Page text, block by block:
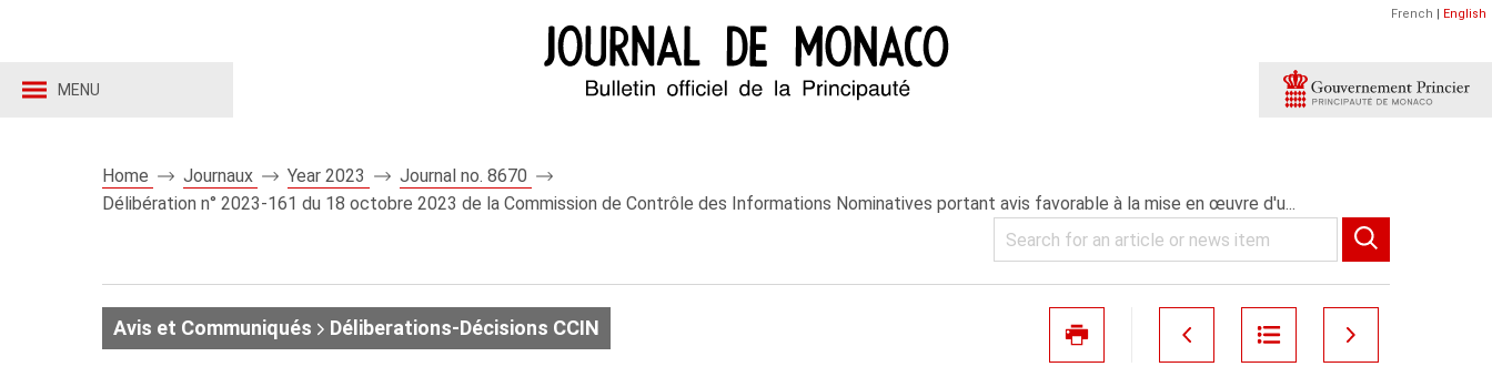
MENU
French | English
Home Journaux Year 2023
Journal no. 8670
Délibération n° 2023-161 du 18 octobre 2023 de la Commission de Contrôle des Informations Nominatives portant avis favorable à la mise en œuvre d'u...
Avis et Communiqués Déliberations-Décisions CCIN